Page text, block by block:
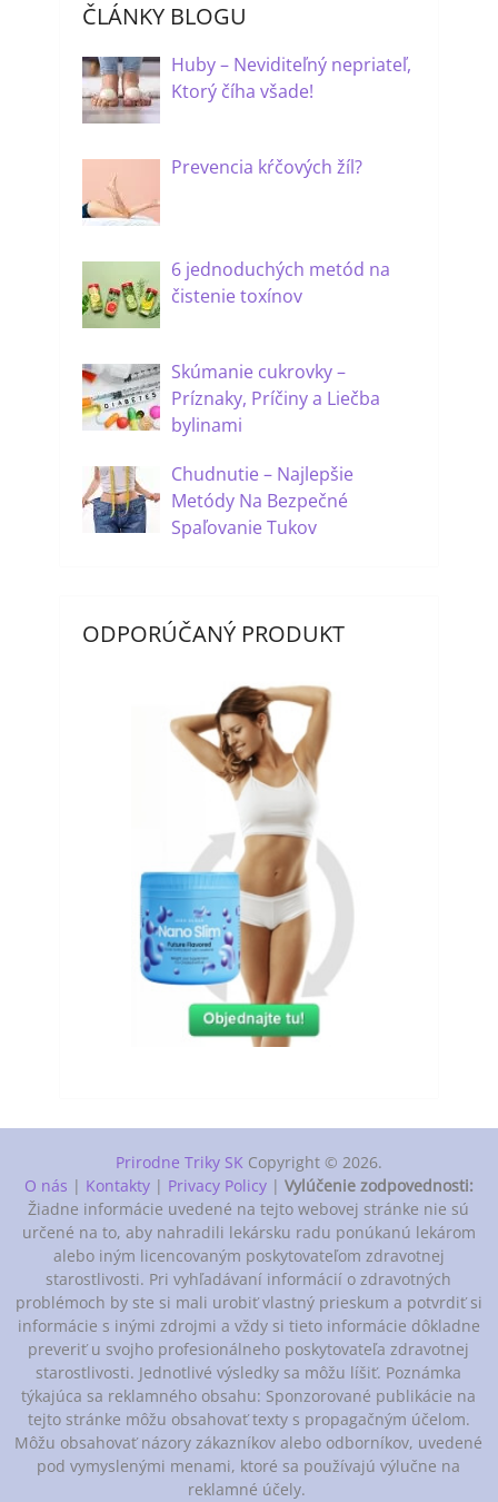
ČLÁNKY BLOGU
Huby – Neviditeľný nepriateľ,
Ktorý číha všade!
Prevencia kŕčových žíl?
6 jednoduchých metód na
čistenie toxínov
Skúmanie cukrovky –
Príznaky, Príčiny a Liečba
bylinami
Chudnutie – Najlepšie
Metódy Na Bezpečné
Spaľovanie Tukov
ODPORÚČANÝ PRODUKT
Prirodne Triky SK Copyright © 2026.
O nás | Kontakty| Privacy Policy| Vylúčenie zodpovednosti:
Žiadne informácie uvedené na tejto webovej stránke nie sú
určené na to, aby nahradili lekársku radu ponúkanú lekárom
alebo iným licencovaným poskytovateľom zdravotnej
starostlivosti. Pri vyhľadávaní informácií o zdravotných
problémoch by ste si mali urobiť vlastný prieskum a potvrdiť si
informácie s inými zdrojmi a vždy si tieto informácie dôkladne
preveriť u svojho profesionálneho poskytovateľa zdravotnej
starostlivosti. Jednotlivé výsledky sa môžu líšiť. Poznámka
týkajúca sa reklamného obsahu: Sponzorované publikácie na
tejto stránke môžu obsahovať texty s propagačným účelom.
Môžu obsahovať názory zákazníkov alebo odborníkov, uvedené
pod vymyslenými menami, ktoré sa používajú výlučne na
reklamné účely.